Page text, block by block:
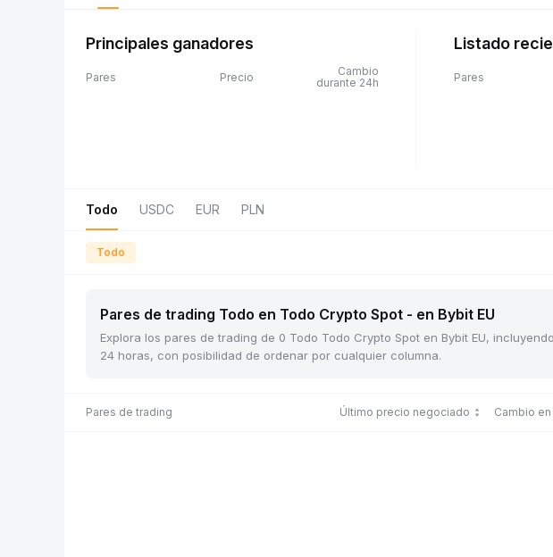
Principales ganadores
Pares Precio
Cambio
durante 24h
Listado
Pares
Todo USDC EUR PLN
Todo
Pares de trading Todo en Todo Crypto Spot - en Bybit EU
Explora los pares de trading de 0 Todo Todo Crypto Spot en Bybit EU,
24 horas, con posibilidad de ordenar por cualquier columna.
Pares de trading Último precio negociado Cambio en